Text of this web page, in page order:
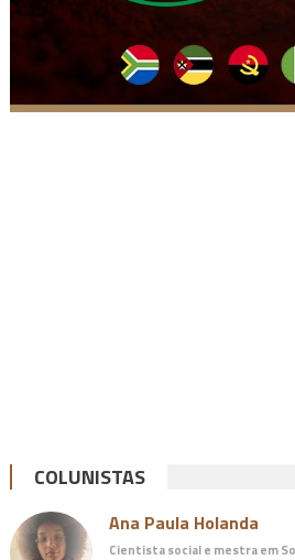
COLUNISTAS
Ana Paula Holanda
Cientista social e mestra em